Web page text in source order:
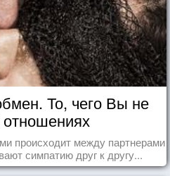
То, чего Вы не
происходит между партнерами
симпатию друг к другу...